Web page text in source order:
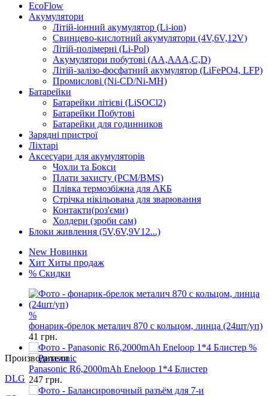
EcoFlow
Акумулятори
Літій-іонний акумулятор (Li-ion)
Свинцево-кислотний акумулятори (4V,6V,12V)
Літій-полімерні (Li-Pol)
Акумулятори побутові (AA,AAA,C,D)
Літій-залізо-фосфатний акумулятор (LiFePO4, LFP)
Промислові (Ni-CD/Ni-MH)
Батарейки
Батарейки літієві (LiSOCl2)
Батарейки Побутові
Батарейки для годинников
Зарядні пристрої
Ліхтарі
Аксесуари для акумуляторів
Чохли та Бокси
Плати захисту (PCM/BMS)
Плівка термозбіжна для АКБ
Стрічка нікільована для зварювання
Контакти(роз'єми)
Холдери (зроби сам)
Блоки живлення (5V,6V,9V12...)
New Новинки
Хит Хиты продаж
% Скидки
%
фонарик-брелок металич 870 с кольцом, линца (24шт/уп)
41грн.
Panasonic R6,2000mAh Eneloop 1*4 Блистер
247грн.
Производители
DLG
GP
Keeppower